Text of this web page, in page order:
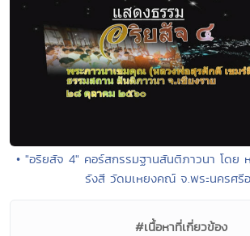
• "อริยสัจ 4" คอร์สกรรมฐานสันติภาวนา โดย
รังสี วัดมเหยงคณ์ จ.พระนครศรี
#เนื้อหาที่เกี่ยวข้อง